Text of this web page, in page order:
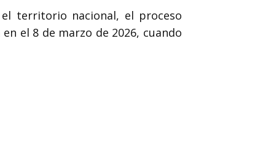
territorio nacional, el proceso
el 8 de marzo de 2026, cuando